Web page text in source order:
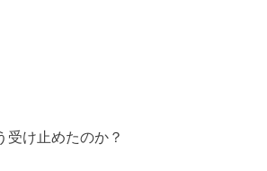
受け止めたのか？